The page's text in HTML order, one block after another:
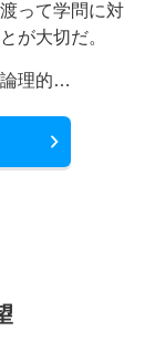
って学問に対
が大切だ。
理的…